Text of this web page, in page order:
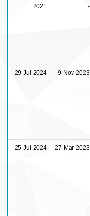
2021 -
29-Jul-2024 9-Nov-2023
25-Jul-2024 27-Mar-2023